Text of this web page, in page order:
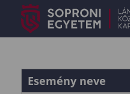
Esemény neve